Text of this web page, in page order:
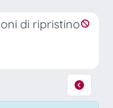
di ripristino